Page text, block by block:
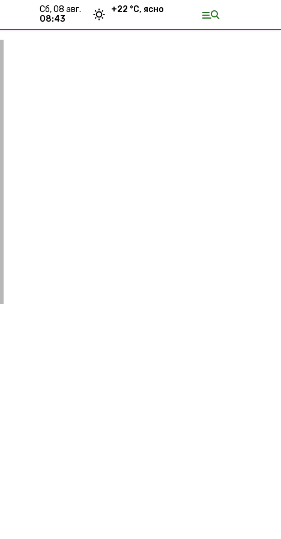
сб, 08 авг.
08:43
+22 °С, ясно